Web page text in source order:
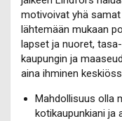
motivoivat yhä
lähtemään mukaan
lapset ja nuoret,
kaupungin ja
aina ihminen
Mahdollisuus olla
kotikaupunkiani ja